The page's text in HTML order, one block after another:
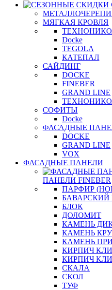
МЯГКАЯ КРОВЛЯ
Docke
TEGOLA
КАТЕПАЛ
САЙДИНГ
DOCKE
FINEBER
GRAND LINE
СОФИТЫ
Docke
ФАСАДНЫЕ
DOCKE
GRAND LINE
VOX
ФАСАДНЫЕ ПАНЕЛИ
ПАНЕЛИ FINEBER
ПАРФИР
БАВАРСКИЙ
БЛОК
ДОЛОМИТ
КАМЕНЬ
КАМЕНЬ
КАМЕНЬ
КИРПИЧ
КИРПИЧ
СКАЛА
СКОЛ
ТУФ